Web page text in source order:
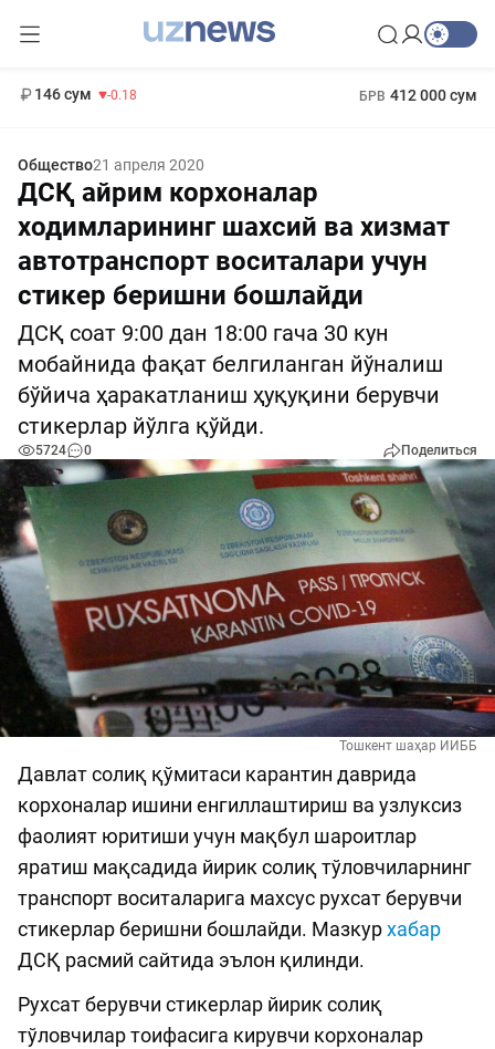
146 сум -0.18 БРВ 412 000 сум
Общество21 апреля 2020
ДСҚ айрим корхоналар
ходимларининг шахсий ва хизмат
автотранспорт воситалари учун
стикер беришни бошлайди
ДСҚ соат 9:00 дан 18:00 гача 30 кун
мобайнида фақат белгиланган йўналиш
бўйича ҳаракатланиш ҳуқуқини берувчи
стикерлар йўлга қўйди.
5724 0 Поделиться
Тошкент шаҳар ИИББ
Давлат солиқ қўмитаси карантин даврида
корхоналар ишини енгиллаштириш ва узлуксиз
фаолият юритиши учун мақбул шароитлар
яратиш мақсадида йирик солиқ тўловчиларнинг
транспорт воситаларига махсус рухсат берувчи
стикерлар беришни бошлайди. Мазкурхабар
ДСҚ расмий сайтида эълон қилинди.
Рухсат берувчи стикерлар йирик солиқ
тўловчилар тоифасига кирувчи корхоналар